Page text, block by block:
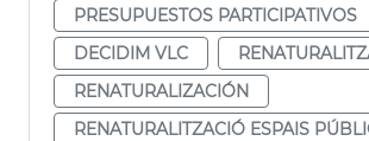
PRESUPUESTOS PARTICIPATIVOS
DECIDIM VLC
RENATURALIZACIÓN
RENATURALITZACIÓ ESPAIS